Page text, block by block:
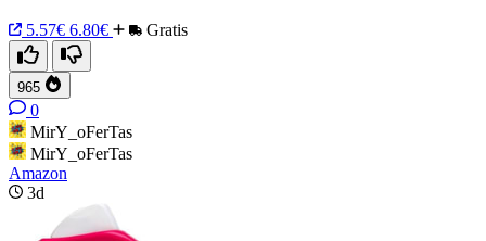
5.57€ 6.80€ Gratis
965
0
MirY_oFerTas
MirY_oFerTas
Amazon
3d